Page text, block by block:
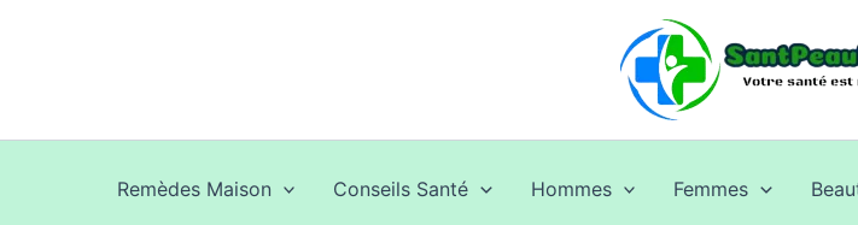
Remèdes Maison Conseils Santé Hommes Femmes